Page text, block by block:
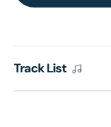
己
[20
Track List